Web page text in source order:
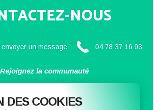
NOUS
un message 04 78 37 16 03
Rejoignez la communauté
SAINBIOSE
DES COOKIES